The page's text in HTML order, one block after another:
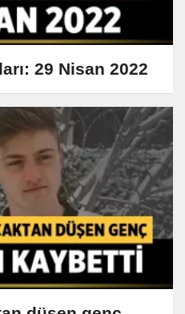
29 Nisan 2022